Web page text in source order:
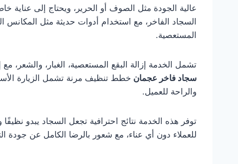
عالية الجودة مثل الصوف أو الحرير، ويحتاج إلى
السجاد الفاخر، مع استخدام أدوات حديثة مثل
المستعصية.
تشمل الخدمة إزالة البقع المستعصية، الغبار، والشعر،
سجاد فاخر عجمان خطط تنظيف مرنة تشمل الزيارة
والراحة للعميل.
توفر هذه الخدمة نتائج احترافية تجعل السجاد يبدو
للعملاء دون أي عناء، مع شعور بالرضا الكامل عن جودة